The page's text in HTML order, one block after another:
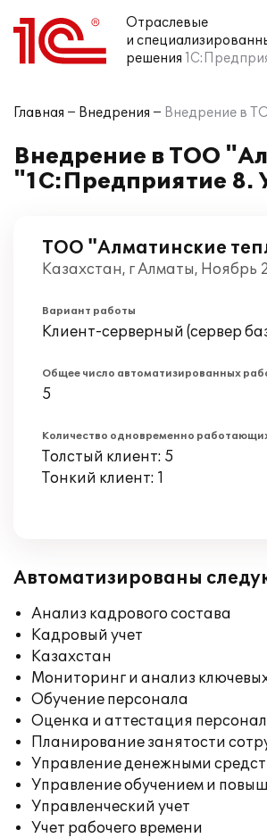
Отраслевые
и
решения
Главная Внедрения Внедрение в
Внедрение в ТОО
"1С:Предприятие 8.
ТОО "Алматинские
Казахстан, г Алматы, Ноябрь
Вариант работы
Клиент-серверный (сервер
Общее число автоматизированных
5
Количество одновременно
Толстый клиент: 5
Тонкий клиент: 1
Автоматизированы
Анализ кадрового состава
Кадровый учет
Казахстан
Мониторинг и анализ
Обучение персонала
Оценка и аттестация
Планирование занятости
Управление денежными
Управление обучением и
Управленческий учет
Учет рабочего времени